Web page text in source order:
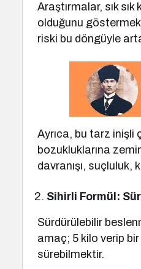
Araştırmalar, sık
olduğunu
riski bu döngüyle
Ayrıca, bu tarz inişli
bozukluklarına
davranışı, suçluluk,
Sihirli Formül:
Sürdürülebilir
amaç; 5 kilo verip bir
sürebilmektir.